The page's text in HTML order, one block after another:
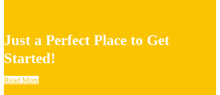
Just a Perfect Place to Get
Started!
Read More